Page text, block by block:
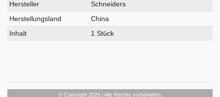
Hersteller
Schneiders
Herstellungsland
China
Inhalt
1 Stück
© Copyright 2026 | Alle Rechte vorbehalten.